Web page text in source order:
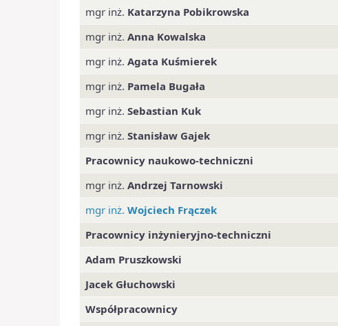
mgr inż. Katarzyna Pobikrowska
mgr inż. Anna Kowalska
mgr inż. Agata Kuśmierek
mgr inż. Pamela Bugała
mgr inż. Sebastian Kuk
mgr inż. Stanisław Gajek
Pracownicy naukowo-techniczni
mgr inż. Andrzej Tarnowski
mgr inż. Wojciech Frączek
Pracownicy inżynieryjno-techniczni
Adam Pruszkowski
Jacek Głuchowski
Współpracownicy